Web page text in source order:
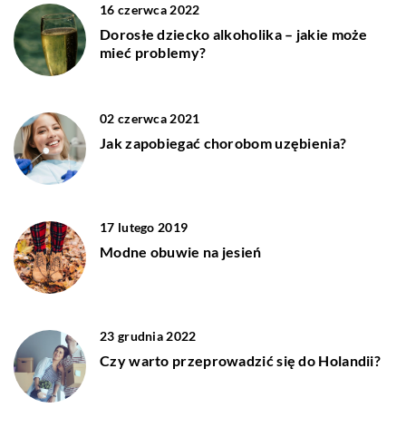
16 czerwca 2022
Dorosłe dziecko alkoholika – jakie może
mieć problemy?
02 czerwca 2021
Jak zapobiegać chorobom uzębienia?
17 lutego 2019
Modne obuwie na jesień
23 grudnia 2022
Czy warto przeprowadzić się do Holandii?